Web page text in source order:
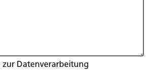
zur Datenverarbeitung